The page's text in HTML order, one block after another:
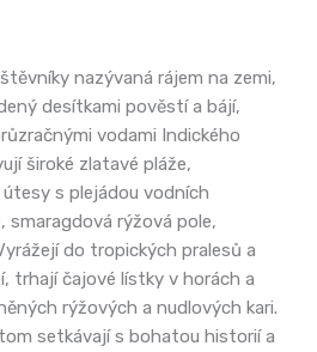
nazývaná rájem na zemi,
desítkami pověstí a bájí,
vodami Indického
široké zlatavé pláže,
s plejádou vodních
smaragdová rýžová pole,
do tropických pralesů a
trhají čajové lístky v horách a
rýžových a nudlových kari.
setkávají s bohatou historií a